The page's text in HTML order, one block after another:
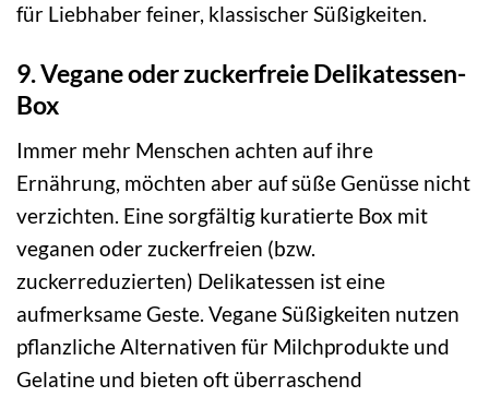
für Liebhaber feiner, klassischer Süßigkeiten.
9. Vegane oder zuckerfreie Delikatessen-
Box
Immer mehr Menschen achten auf ihre
Ernährung, möchten aber auf süße Genüsse nicht
verzichten. Eine sorgfältig kuratierte Box mit
veganen oder zuckerfreien (bzw.
zuckerreduzierten) Delikatessen ist eine
aufmerksame Geste. Vegane Süßigkeiten nutzen
pflanzliche Alternativen für Milchprodukte und
Gelatine und bieten oft überraschend